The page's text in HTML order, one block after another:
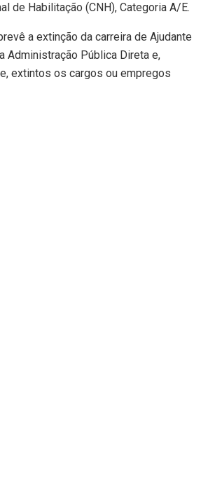
de Habilitação (CNH), Categoria A/E.
a extinção da carreira de Ajudante
Administração Pública Direta e,
extintos os cargos ou empregos